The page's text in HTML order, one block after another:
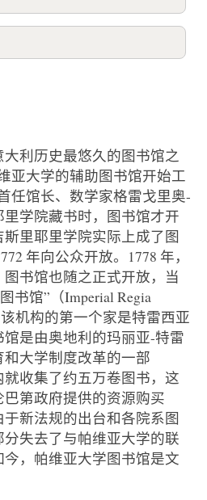
利历史最悠久的图书馆之
亚大学的辅助图书馆开始工
任馆长、数学家格雷戈里奥-
学院藏书时，图书馆才开
里耶里学院实际上成了图
年向公众开放。1778 年，
书馆也随之正式开放，当
书馆”（Imperial Regia
机构的第一个家是特雷西亚
是由奥地利的玛丽亚-特雷
大学制度改革的一部
收集了约五万卷图书，这
第政府提供的资源购买
新法规的出台和各院系图
失去了与帕维亚大学的联
，帕维亚大学图书馆是文